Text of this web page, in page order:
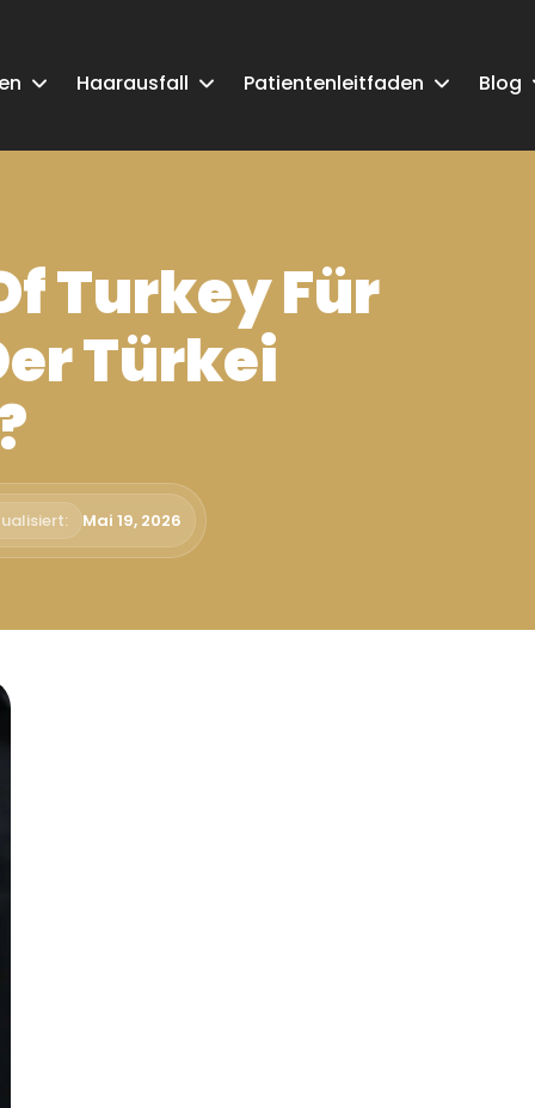
Haarausfall Patientenleitfaden Blog
Turkey Für
Türkei
Mai 19, 2026